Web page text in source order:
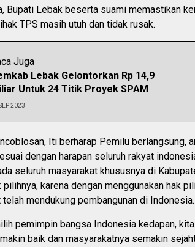
Bupati Lebak beserta suami memastikan
TPS masih utuh dan tidak rusak.
Juga
Lebak Gelontorkan Rp 14,9
Untuk 24 Titik Proyek SPAM
2023
Iti berharap Pemilu berlangsung,
dengan harapan seluruh rakyat
seluruh masyarakat khususnya di
pilihnya, karena dengan menggunakan hak
mendukung pembangunan di Indonesia.
pemimpin bangsa Indonesia kedapan, kita
baik dan masyarakatnya semakin